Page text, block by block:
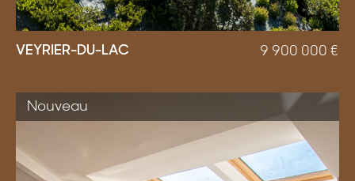
VEYRIER-DU-LAC 9 900 000 €
Nouveau